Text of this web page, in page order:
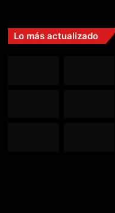
Lo más actualizado